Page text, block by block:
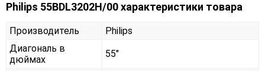
Philips 55BDL3202H/00 характеристики товара
Производитель
Philips
Диагональ в
дюймах
55"